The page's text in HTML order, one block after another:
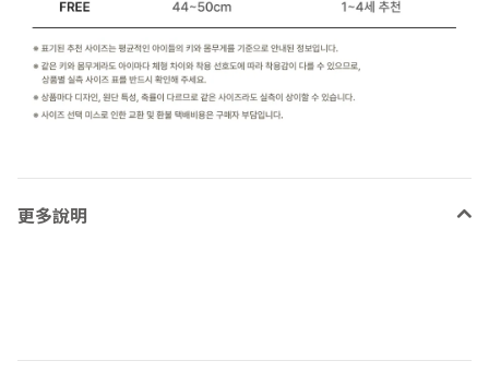
更多說明